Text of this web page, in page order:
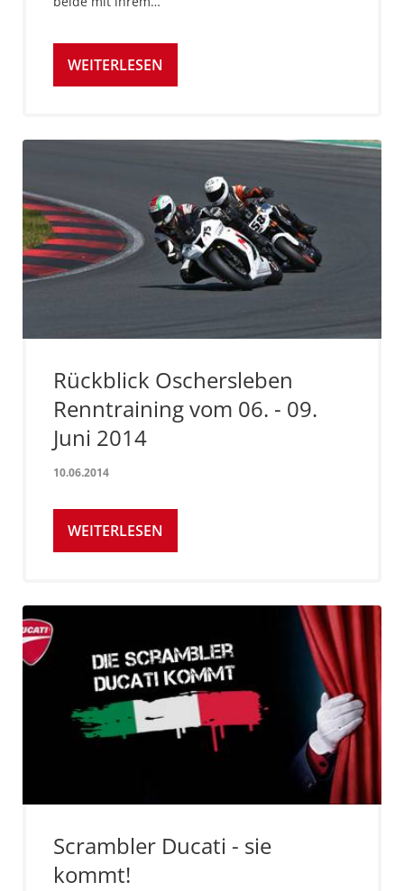
WEITERLESEN
Rückblick Oschersleben
Renntraining vom 06. - 09.
Juni 2014
10.06.2014
WEITERLESEN
Scrambler Ducati - sie
kommt!